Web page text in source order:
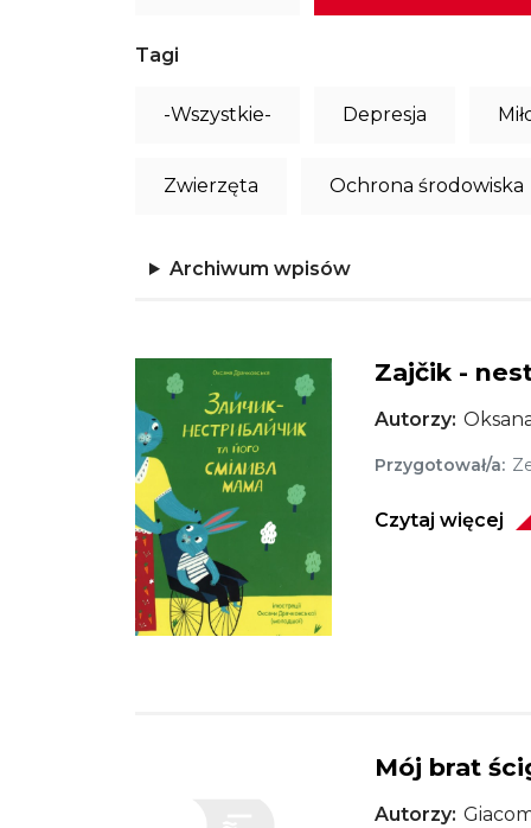
Tagi
-Wszystkie- Depresja
Zwierzęta Ochrona środowiska
Archiwum wpisów
Obraz Zajčik -
Autorzy
Przygotował/a
Czytaj więcej
Mój brat
Autorzy